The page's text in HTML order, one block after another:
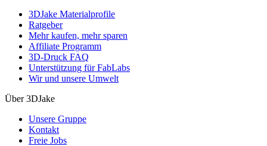
3DJake Materialprofile
Ratgeber
Mehr kaufen, mehr sparen
Affiliate Programm
3D-Druck FAQ
Unterstützung für FabLabs
Wir und unsere Umwelt
Über 3DJake
Unsere Gruppe
Kontakt
Freie Jobs